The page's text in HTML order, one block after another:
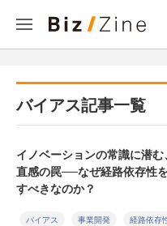
バイアス記事一覧
イノベーションの常識に潜
直感の罠──なぜ経路依存性
すべきなのか？
バイアス 事業開発 経路依存